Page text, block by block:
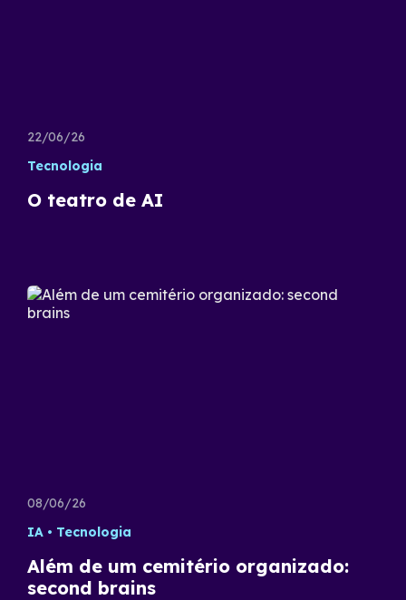
22/06/26
Tecnologia
O teatro de AI
08/06/26
IA
Tecnologia
Além de um cemitério organizado:
second brains